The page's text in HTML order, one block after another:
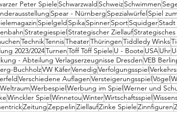
Peter Spiele Schwarzwald SchweizSchwimmen
Spear - Nürnberg SpezialwürfelSpiel
Spielgeld SpikaSpinnerSportSquidgerStadt
StrategiespielStrategischer Ziellauf
TechnikTennisTheaterThüringenTiddledy Winks
2023/2024TurnenTöff Töff Spiele U - Boote USAUhr
- Abteilung Verlagserzeugnisse DresdenVEB
BuchholzVW KäferVenedigVerfolgungsspiel
Verschiedene AuflagenVersteigerungsspielVögel
WeltraumWerbespielWerbung im SpielWerner und
Winckler SpielWinnetouWinterWirtschaftsspiel
ZeitungZeppelinZiellaufZinke SpieleZinnfiguren